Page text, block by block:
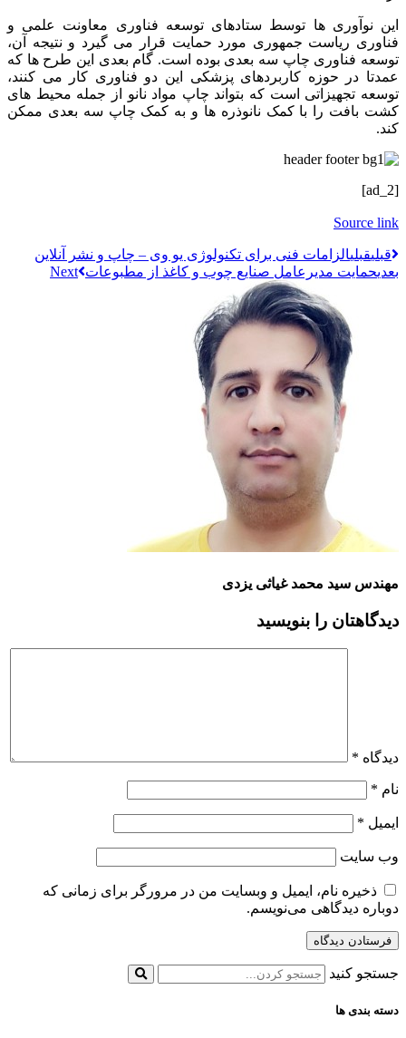
این نوآوری‌ ها توسط ستادهای توسعه فناوری معاونت علمی و
فناوری ریاست جمهوری مورد حمایت قرار می‌ گیرد و نتیجه آن،
توسعه فناوری چاپ سه‌ بعدی بوده است. گام بعدی این طرح‌ ها که
عمدتا در حوزه کاربردهای پزشکی این دو فناوری کار می‌ کنند،
توسعه تجهیزاتی است که بتواند چاپ مواد نانو از جمله محیط‌ های
کشت بافت را با کمک نانوذره‌ ها و به کمک چاپ سه‌ بعدی ممکن
کند.
[ad_2]
Source link
قبليقبلیالزامات فنی برای تکنولوژی یو وی – چاپ و نشر آنلاین
بعدیحمایت مدیرعامل صنایع چوب و کاغذ از مطبوعات
مهندس سید محمد غیاثی یزدی
دیدگاهتان را بنویسید
دیدگاه *
نام *
ایمیل *
وب‌ سایت
ذخیره نام، ایمیل و وبسایت من در مرورگر برای زمانی که
دوباره دیدگاهی می‌نویسم.
جستجو کنید
دسته بندی ها